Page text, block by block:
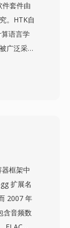
套件由
。HTK自
语言学
广泛采
采样，前
，使得用
优势是：
除解析器
库中的广
框架中
扩展名
2007 年
含音频数